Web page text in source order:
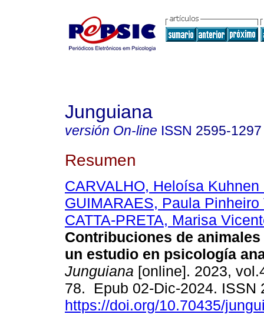
Junguiana
versión On-line ISSN 2595-1297
Resumen
CARVALHO, Heloísa Kuhnen
GUIMARAES, Paula Pinheiro
CATTA-PRETA, Marisa
Contribuciones de
un estudio en psicología
Junguiana [online]. 2023,
78. Epub 02-Dic-2024. ISSN
https://doi.org/10.70435/